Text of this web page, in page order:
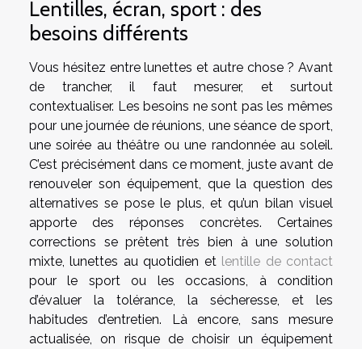
Lentilles, écran, sport : des
besoins différents
Vous hésitez entre lunettes et autre chose ? Avant
de trancher, il faut mesurer, et surtout
contextualiser. Les besoins ne sont pas les mêmes
pour une journée de réunions, une séance de sport,
une soirée au théâtre ou une randonnée au soleil.
C’est précisément dans ce moment, juste avant de
renouveler son équipement, que la question des
alternatives se pose le plus, et qu’un bilan visuel
apporte des réponses concrètes. Certaines
corrections se prêtent très bien à une solution
mixte, lunettes au quotidien et lentille de contact
pour le sport ou les occasions, à condition
d’évaluer la tolérance, la sécheresse, et les
habitudes d’entretien. Là encore, sans mesure
actualisée, on risque de choisir un équipement